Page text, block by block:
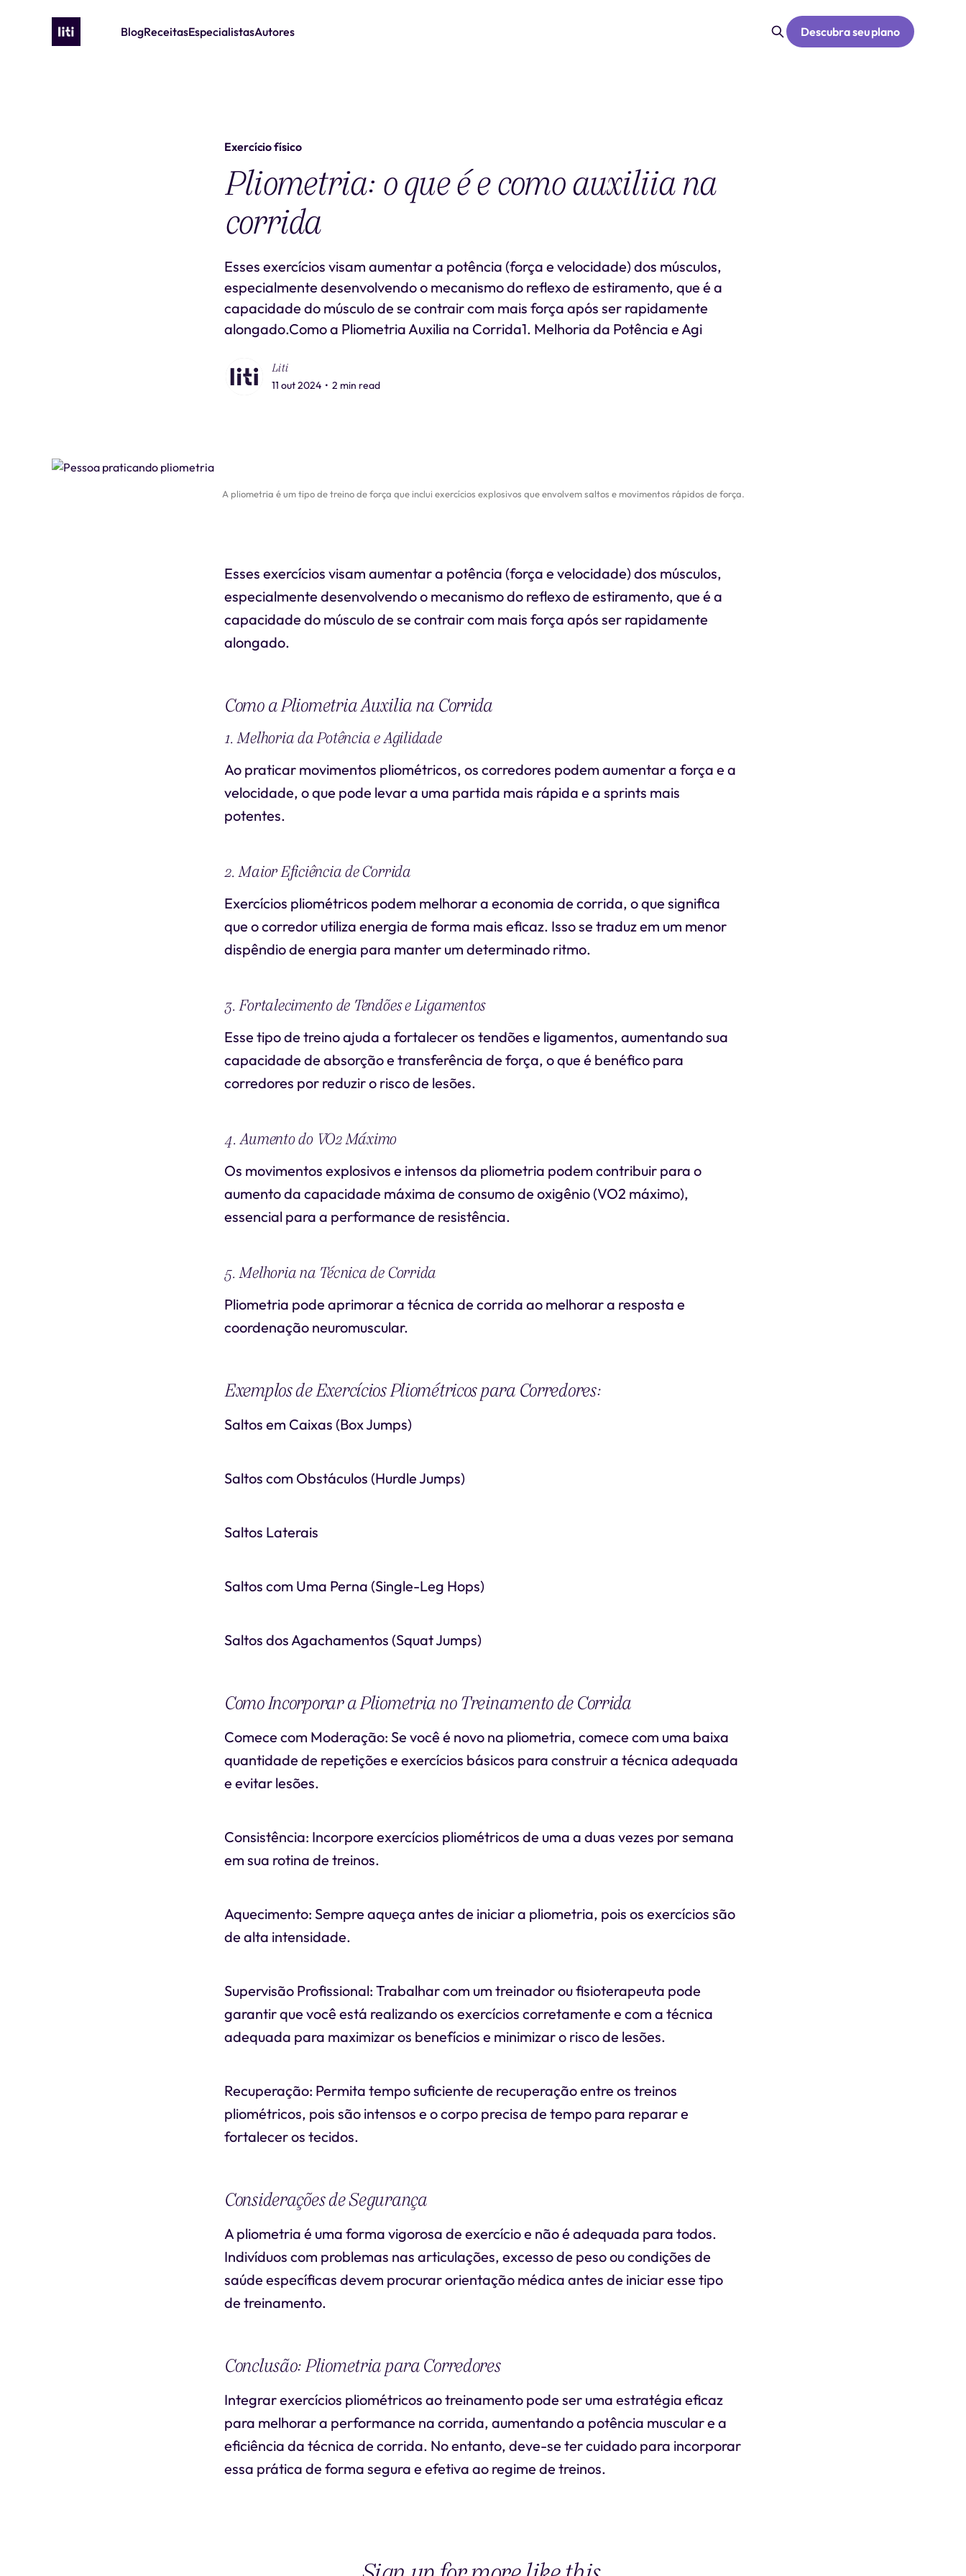
BlogReceitasEspecialistasAutores Descubra seu plano
Exercício físico
Pliometria: o que é e como auxiliia na
corrida
Esses exercícios visam aumentar a potência (força e velocidade) dos músculos,
especialmente desenvolvendo o mecanismo do reflexo de estiramento, que é a
capacidade do músculo de se contrair com mais força após ser rapidamente
alongado.Como a Pliometria Auxilia na Corrida1. Melhoria da Potência e Agi
Liti
11 out 2024 • 2 min read
A pliometria é um tipo de treino de força que inclui exercícios explosivos que envolvem saltos e movimentos rápidos de força.
Esses exercícios visam aumentar a potência (força e velocidade) dos músculos,
especialmente desenvolvendo o mecanismo do reflexo de estiramento, que é a
capacidade do músculo de se contrair com mais força após ser rapidamente
alongado.
Como a Pliometria Auxilia na Corrida
1. Melhoria da Potência e Agilidade
Ao praticar movimentos pliométricos, os corredores podem aumentar a força e a
velocidade, o que pode levar a uma partida mais rápida e a sprints mais
potentes.
2. Maior Eficiência de Corrida
Exercícios pliométricos podem melhorar a economia de corrida, o que significa
que o corredor utiliza energia de forma mais eficaz. Isso se traduz em um menor
dispêndio de energia para manter um determinado ritmo.
3. Fortalecimento de Tendões e Ligamentos
Esse tipo de treino ajuda a fortalecer os tendões e ligamentos, aumentando sua
capacidade de absorção e transferência de força, o que é benéfico para
corredores por reduzir o risco de lesões.
4. Aumento do VO2 Máximo
Os movimentos explosivos e intensos da pliometria podem contribuir para o
aumento da capacidade máxima de consumo de oxigênio (VO2 máximo),
essencial para a performance de resistência.
5. Melhoria na Técnica de Corrida
Pliometria pode aprimorar a técnica de corrida ao melhorar a resposta e
coordenação neuromuscular.
Exemplos de Exercícios Pliométricos para Corredores:
Saltos em Caixas (Box Jumps)
Saltos com Obstáculos (Hurdle Jumps)
Saltos Laterais
Saltos com Uma Perna (Single-Leg Hops)
Saltos dos Agachamentos (Squat Jumps)
Como Incorporar a Pliometria no Treinamento de Corrida
Comece com Moderação: Se você é novo na pliometria, comece com uma baixa
quantidade de repetições e exercícios básicos para construir a técnica adequada
e evitar lesões.
Consistência: Incorpore exercícios pliométricos de uma a duas vezes por semana
em sua rotina de treinos.
Aquecimento: Sempre aqueça antes de iniciar a pliometria, pois os exercícios são
de alta intensidade.
Supervisão Profissional: Trabalhar com um treinador ou fisioterapeuta pode
garantir que você está realizando os exercícios corretamente e com a técnica
adequada para maximizar os benefícios e minimizar o risco de lesões.
Recuperação: Permita tempo suficiente de recuperação entre os treinos
pliométricos, pois são intensos e o corpo precisa de tempo para reparar e
fortalecer os tecidos.
Considerações de Segurança
A pliometria é uma forma vigorosa de exercício e não é adequada para todos.
Indivíduos com problemas nas articulações, excesso de peso ou condições de
saúde específicas devem procurar orientação médica antes de iniciar esse tipo
de treinamento.
Conclusão: Pliometria para Corredores
Integrar exercícios pliométricos ao treinamento pode ser uma estratégia eficaz
para melhorar a performance na corrida, aumentando a potência muscular e a
eficiência da técnica de corrida. No entanto, deve-se ter cuidado para incorporar
essa prática de forma segura e efetiva ao regime de treinos.